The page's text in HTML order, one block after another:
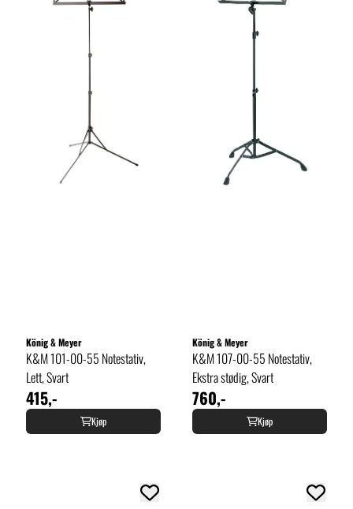
König & Meyer
K&M 101-00-55 Notestativ,
Lett, Svart
415,-
Kjøp
König & Meyer
K&M 107-00-55 Notestativ,
Ekstra stødig, Svart
760,-
Kjøp